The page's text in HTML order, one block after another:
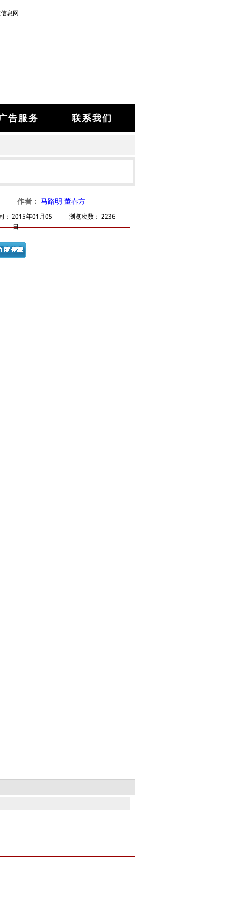
息网
告服务 联系我们
作者： 马路明 董春方
浏览次数： 2236
： 2015年01月05
日